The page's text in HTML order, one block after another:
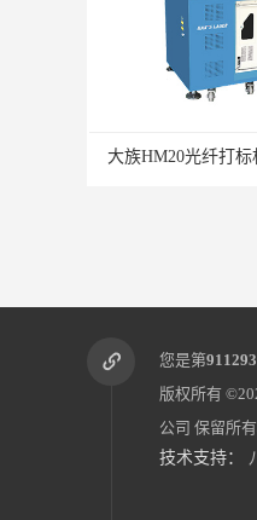
大族激光H20光纤激
您是第911293
版权所有
公司 保留所
技术支持：